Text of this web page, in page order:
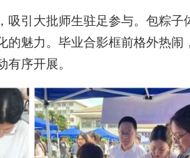
引大批师生驻足参与。包粽
魅力。毕业合影框前格外热
序开展。